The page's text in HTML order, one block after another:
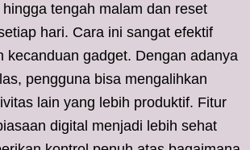
tengah malam dan reset
hari. Cara ini sangat efektif
kecanduan gadget. Dengan adanya
pengguna bisa mengalihkan
lain yang lebih produktif. Fitur
digital menjadi lebih sehat